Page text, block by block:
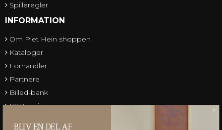
Spilleregler
INFORMATION
Om Piet Hein shoppen
Kataloger
Forhandler
Partnere
Billed-bank
B2B login
BLIV EN DEL AF